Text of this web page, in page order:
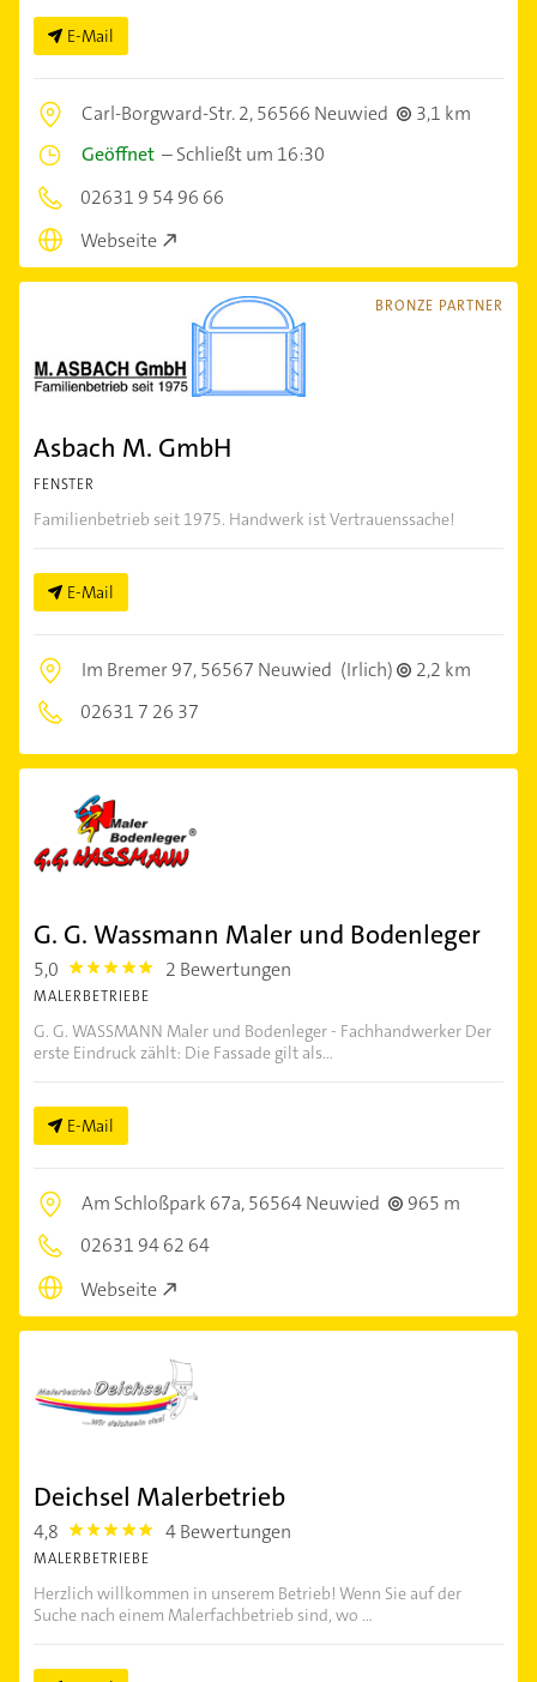
E-Mail
Carl-Borgward-Str. 2,56566 Neuwied
3,1 km
Geöffnet –Schließt um 16:30
02631 9 54 96 66
Webseite
BRONZE PARTNER
Asbach M. GmbH
FENSTER
Familienbetrieb seit 1975. Handwerk ist Vertrauenssache!
E-Mail
Im Bremer 97,56567 Neuwied (Irlich)
2,2 km
02631 7 26 37
G. G. Wassmann Maler und Bodenleger
5,0 5.0 2 Bewertungen
MALERBETRIEBE
G. G. WASSMANN Maler und Bodenleger - Fachhandwerker Der
erste Eindruck zählt: Die Fassade gilt als...
E-Mail
Am Schloßpark 67a,56564 Neuwied
965 m
02631 94 62 64
Webseite
Deichsel Malerbetrieb
4,8 4.8 4 Bewertungen
MALERBETRIEBE
Herzlich willkommen in unserem Betrieb! Wenn Sie auf der
Suche nach einem Malerfachbetrieb sind, wo ...